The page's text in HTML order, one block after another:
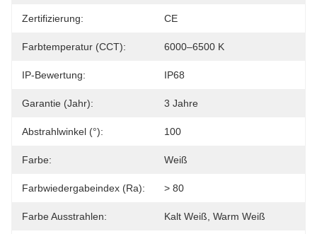
Zertifizierung: CE
Farbtemperatur (CCT): 6000–6500 K
IP-Bewertung: IP68
Garantie (Jahr): 3 Jahre
Abstrahlwinkel (°): 100
Farbe: Weiß
Farbwiedergabeindex (Ra): > 80
Farbe Ausstrahlen: Kalt Weiß, Warm Weiß